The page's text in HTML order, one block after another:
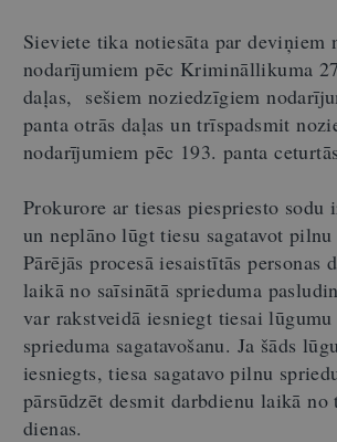
Sieviete tika notiesāta par deviņiem
nodarījumiem pēc Krimināllikuma
daļas, sešiem noziedzīgiem
panta otrās daļas un trīspadsmit
nodarījumiem pēc 193. panta
Prokurore ar tiesas piespriesto sodu
un neplāno lūgt tiesu sagatavot
Pārējās procesā iesaistītās personas
laikā no saīsinātā sprieduma
var rakstveidā iesniegt tiesai
sprieduma sagatavošanu. Ja šāds
iesniegts, tiesa sagatavo pilnu
pārsūdzēt desmit darbdienu laikā no
dienas.